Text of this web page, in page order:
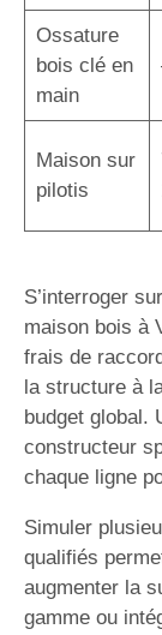
Ossature
bois clé en
main
Maison sur
pilotis
S’interroger
maison bois à
frais de
la structure à
budget global.
constructeur
chaque ligne
Simuler
qualifiés
augmenter la
gamme ou